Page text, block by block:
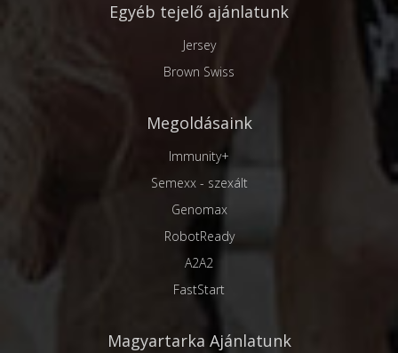
Egyéb tejelő ajánlatunk
Jersey
Brown Swiss
Megoldásaink
Immunity+
Semexx - szexált
Genomax
RobotReady
A2A2
FastStart
Magyartarka Ajánlatunk